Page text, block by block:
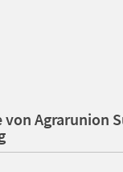
von Agrarunion